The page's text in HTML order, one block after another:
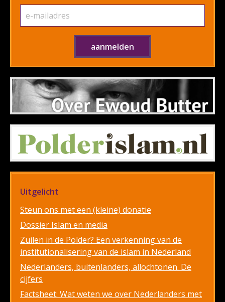
Uitgelicht
Steun ons met een (kleine) donatie
Dossier Islam en media
Zuilen in de Polder? Een verkenning van de
institutionalisering van de islam in Nederland
Nederlanders, buitenlanders, allochtonen. De
cijfers
Factsheet: Wat weten we over Nederlanders met